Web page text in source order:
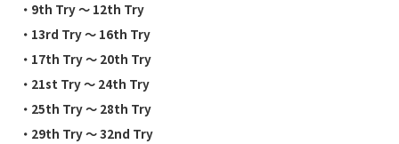
・ 9th Try 〜 12th Try
・ 13rd Try 〜 16th Try
・ 17th Try 〜 20th Try
・ 21st Try 〜 24th Try
・ 25th Try 〜 28th Try
・29th Try 〜 32nd Try